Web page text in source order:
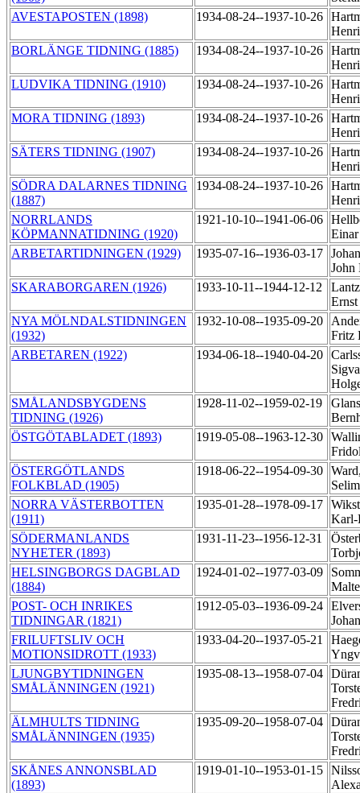
AVESTAPOSTEN (1898)
1934-08-24--1937-10-26
BORLÄNGE TIDNING (1885)
1934-08-24--1937-10-26
LUDVIKA TIDNING (1910)
1934-08-24--1937-10-26
MORA TIDNING (1893)
1934-08-24--1937-10-26
SÄTERS TIDNING (1907)
1934-08-24--1937-10-26
SÖDRA DALARNES TIDNING
(1887)
1934-08-24--1937-10-26
NORRLANDS
KÖPMANNATIDNING (1920)
1921-10-10--1941-06-06
ARBETARTIDNINGEN (1929)
1935-07-16--1936-03-17
John
SKARABORGAREN (1926)
1933-10-11--1944-12-12
Ernst
NYA MÖLNDALSTIDNINGEN
(1932)
1932-10-08--1935-09-20
Fritz
ARBETAREN (1922)
1934-06-18--1940-04-20
SMÅLANDSBYGDENS
TIDNING (1926)
1928-11-02--1959-02-19
ÖSTGÖTABLADET (1893)
1919-05-08--1963-12-30
ÖSTERGÖTLANDS
FOLKBLAD (1905)
1918-06-22--1954-09-30
NORRA VÄSTERBOTTEN
(1911)
1935-01-28--1978-09-17
SÖDERMANLANDS
NYHETER (1893)
1931-11-23--1956-12-31
HELSINGBORGS DAGBLAD
(1884)
1924-01-02--1977-03-09
POST- OCH INRIKES
TIDNINGAR (1821)
1912-05-03--1936-09-24
FRILUFTSLIV OCH
MOTIONSIDROTT (1933)
1933-04-20--1937-05-21
LJUNGBYTIDNINGEN
SMÅLÄNNINGEN (1921)
1935-08-13--1958-07-04
ÄLMHULTS TIDNING
SMÅLÄNNINGEN (1935)
1935-09-20--1958-07-04
SKÅNES ANNONSBLAD
(1893)
1919-01-10--1953-01-15